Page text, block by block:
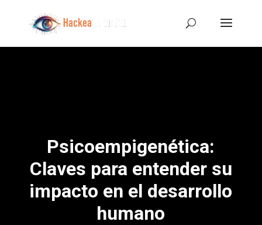
Psicoempigenética:
Claves para entender su
impacto en el desarrollo
humano